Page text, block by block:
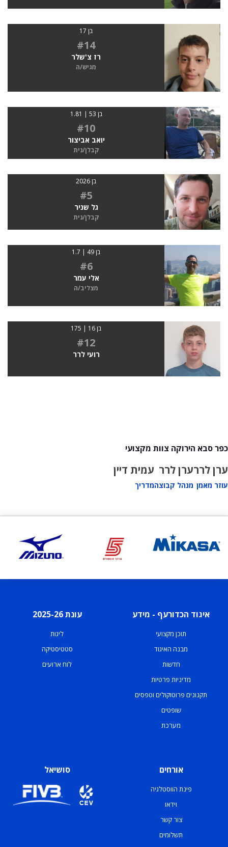
בן 17
#14
רז צ'שלר
מגיש/ה
בן 53 | 1.81
#10
יואב אביצור
קבלן/נית
בן 2026
#5
גל שניר
קבלן/נית
בן 49 | 1.7
#6
אלי עמר
מצליב/ה
בן 16 | 175
#12
רועי לרר
כפר סבא הירוקה צוות מקצועי
ערן לרר
עוזר מאמן
ערן לרר
מנהל קבוצה
עמית דיין
מדריך
איגוד הכדורעף - מידע
תוכן מקצועי
מבנה האיגוד
חדשות
מדיניות פרטיות
תקנונים פרוטוקולים וטפסים
שופטים
מערכת
עונת 2025-26
ליגות
סטטיסטיקה
לוח ארועים
אורחים
פינת הווסטלגיה
וידאו
צור קשר
תשלומים
סושיאל